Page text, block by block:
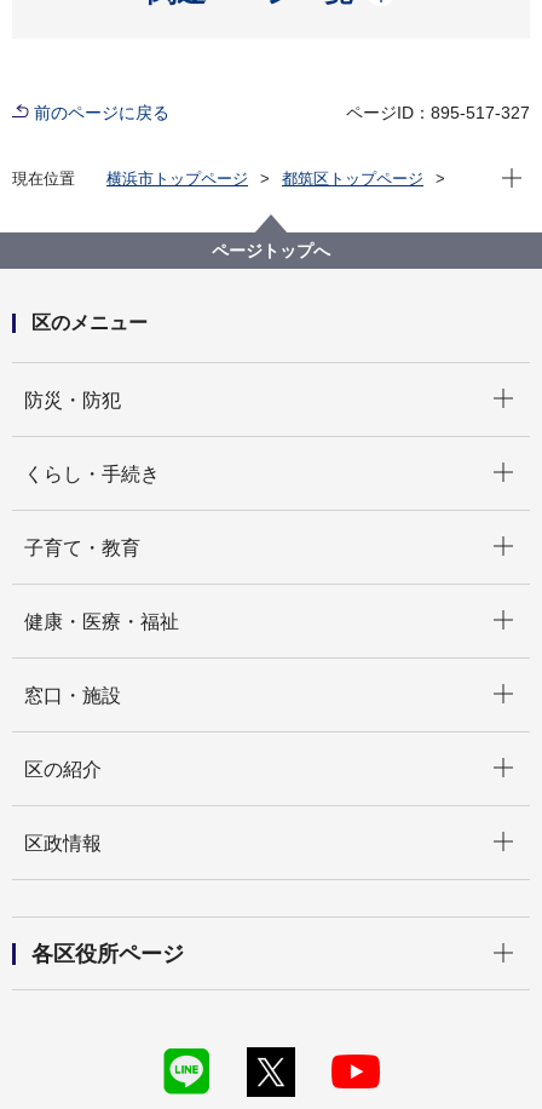
前のページに戻る ページID：895-517-327
現在位置 横浜市トップページ
都筑区トップページ
現在
ページトップへ
区のメニュー
防災・防犯
くらし・手続き
子育て・教育
健康・医療・福祉
窓口・施設
区の紹介
区政情報
各区役所ページ